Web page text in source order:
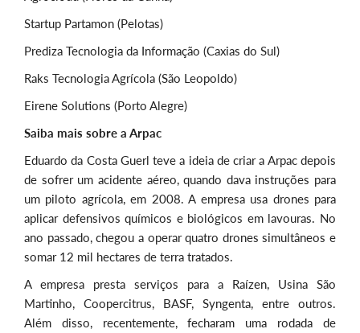
Startup Partamon (Pelotas)
Prediza Tecnologia da Informação (Caxias do Sul)
Raks Tecnologia Agrícola (São Leopoldo)
Eirene Solutions (Porto Alegre)
Saiba mais sobre a Arpac
Eduardo da Costa Guerl teve a ideia de criar a Arpac depois
de sofrer um acidente aéreo, quando dava instruções para
um piloto agrícola, em 2008. A empresa usa drones para
aplicar defensivos químicos e biológicos em lavouras. No
ano passado, chegou a operar quatro drones simultâneos e
somar 12 mil hectares de terra tratados.
A empresa presta serviços para a Raízen, Usina São
Martinho, Coopercitrus, BASF, Syngenta, entre outros.
Além disso, recentemente, fecharam uma rodada de